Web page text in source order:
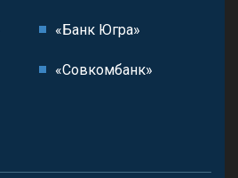
«Банк Югра»
«Совкомбанк»